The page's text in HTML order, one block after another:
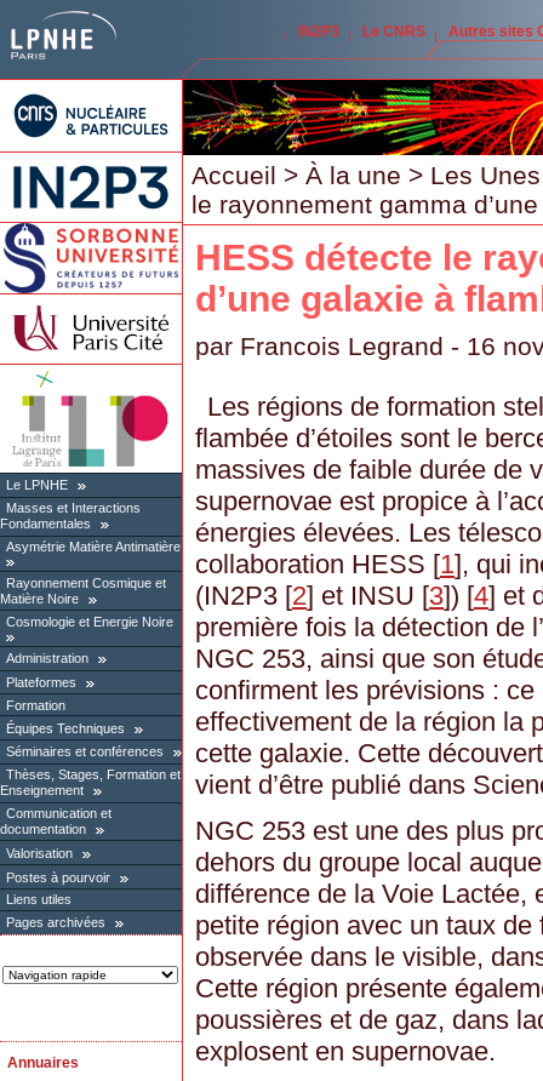
IN2P3 Le CNRS Autres sites
Le LPNHE
Masses et Interactions
Fondamentales
Asymétrie Matière Antimatière
Rayonnement Cosmique et
Matière Noire
Cosmologie et Energie Noire
Administration
Plateformes
Formation
Équipes Techniques
Séminaires et conférences
Thèses, Stages, Formation et
Enseignement
Communication et
documentation
Valorisation
Postes à pourvoir
Liens utiles
Pages archivées
Annuaires
Accueil > À la une > Les
le rayonnement gamma
HESS détecte le
d’une galaxie à
par Francois Legrand - 16
Les régions de formation
flambée d’étoiles sont le
massives de faible durée de
supernovae est propice à
énergies élevées. Les
collaboration HESS [1], qui
(IN2P3 [2] et INSU [3]) [4] et
première fois la détection de
NGC 253, ainsi que son
confirment les prévisions :
effectivement de la région la
cette galaxie. Cette
vient d’être publié dans
NGC 253 est une des plus
dehors du groupe local
différence de la Voie Lactée,
petite région avec un taux
observée dans le visible,
Cette région présente
poussières et de gaz, dans
explosent en supernovae.